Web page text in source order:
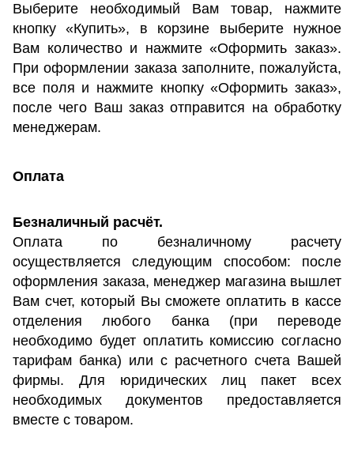
Выберите необходимый Вам товар, нажмите
кнопку «Купить», в корзине выберите нужное
Вам количество и нажмите «Оформить заказ».
При оформлении заказа заполните, пожалуйста,
все поля и нажмите кнопку «Оформить заказ»,
после чего Ваш заказ отправится на обработку
менеджерам.
Оплата
Безналичный расчёт.
Оплата по безналичному расчету
осуществляется следующим способом: после
оформления заказа, менеджер магазина вышлет
Вам счет, который Вы сможете оплатить в кассе
отделения любого банка (при переводе
необходимо будет оплатить комиссию согласно
тарифам банка) или с расчетного счета Вашей
фирмы. Для юридических лиц пакет всех
необходимых документов предоставляется
вместе с товаром.